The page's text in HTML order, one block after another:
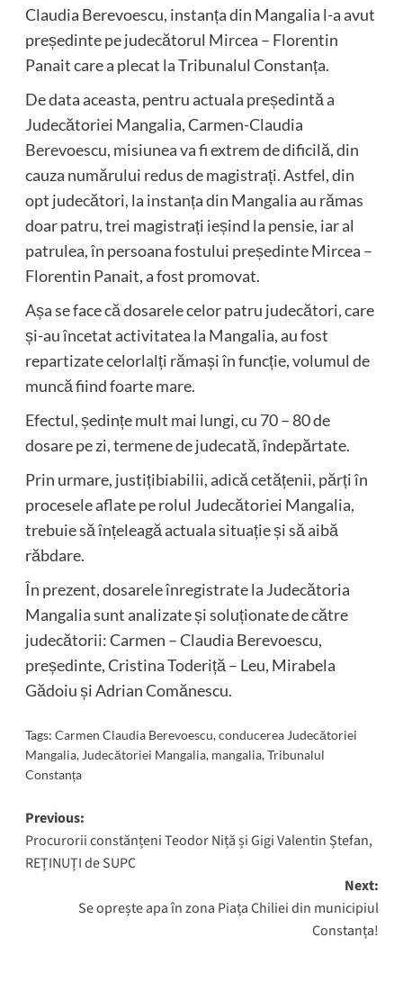
Claudia Berevoescu, instanța din Mangalia l-a avut
președinte pe judecătorul Mircea – Florentin
Panait care a plecat la Tribunalul Constanța.
De data aceasta, pentru actuala președintă a
Judecătoriei Mangalia, Carmen-Claudia
Berevoescu, misiunea va fi extrem de dificilă, din
cauza numărului redus de magistrați. Astfel, din
opt judecători, la instanța din Mangalia au rămas
doar patru, trei magistrați ieșind la pensie, iar al
patrulea, în persoana fostului președinte Mircea –
Florentin Panait, a fost promovat.
Așa se face că dosarele celor patru judecători, care
și-au încetat activitatea la Mangalia, au fost
repartizate celorlalți rămași în funcție, volumul de
muncă fiind foarte mare.
Efectul, ședințe mult mai lungi, cu 70 – 80 de
dosare pe zi, termene de judecată, îndepărtate.
Prin urmare, justițibiabilii, adică cetățenii, părți în
procesele aflate pe rolul Judecătoriei Mangalia,
trebuie să înțeleagă actuala situație și să aibă
răbdare.
În prezent, dosarele înregistrate la Judecătoria
Mangalia sunt analizate și soluționate de către
judecătorii: Carmen – Claudia Berevoescu,
președinte, Cristina Toderiță – Leu, Mirabela
Gădoiu și Adrian Comănescu.
Tags: Carmen Claudia Berevoescu,conducerea Judecătoriei
Mangalia, Judecătoriei Mangalia, mangalia,Tribunalul
Constanța
Post
navigation
Previous:
Procurorii constănțeni Teodor Niță și Gigi Valentin Ștefan,
REȚINUȚI de SUPC
Next:
Se oprește apa în zona Piața Chiliei din municipiul
Constanța!